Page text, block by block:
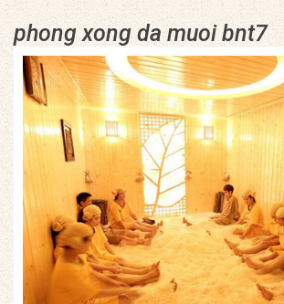
phong xong da muoi bnt7